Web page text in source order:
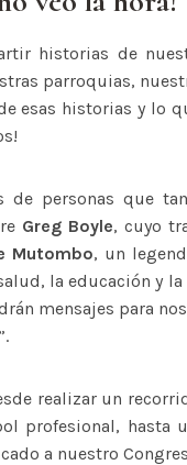
historias de
parroquias,
esas historias y lo
de personas que
Greg Boyle, cuyo
Mutombo, un
la educación y
mensajes para
realizar un
profesional, hasta
a nuestro